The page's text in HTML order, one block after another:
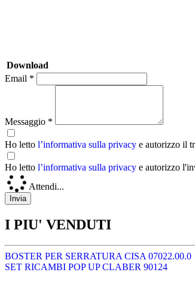
Download
Email *
Messaggio *
Ho letto l’informativa sulla privacy e autorizzo il
Ho letto l’informativa sulla privacy e autorizzo
Attendi...
I PIU' VENDUTI
BOSTER PER SERRATURA CISA 07022.00.0
SET RICAMBI POP UP CLABER 90124